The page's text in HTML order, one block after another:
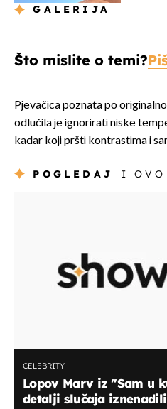
GALERIJA
Što mislite o temi?
Pjevačica poznata po
odlučila je ignorirati niske
kadar koji pršti kontrastima i
POGLEDAJ I OVO
CELEBRITY
Lopov Marv iz "Sam u
detalji slučaja